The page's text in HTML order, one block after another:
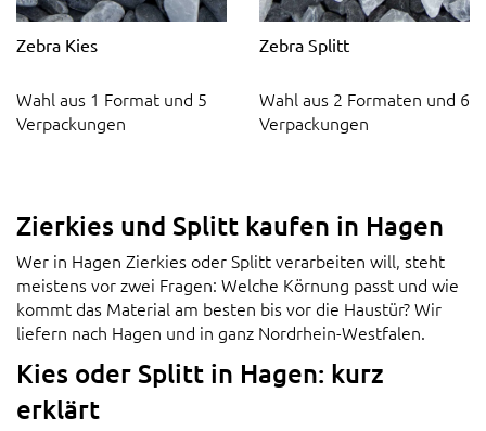
Zebra Kies
Wahl aus 1 Format und 5
Verpackungen
Zebra Splitt
Wahl aus 2 Formaten und 6
Verpackungen
Zierkies und Splitt kaufen in Hagen
Wer in Hagen Zierkies oder Splitt verarbeiten will, steht
meistens vor zwei Fragen: Welche Körnung passt und wie
kommt das Material am besten bis vor die Haustür? Wir
liefern nach Hagen und in ganz Nordrhein-Westfalen.
Kies oder Splitt in Hagen: kurz
erklärt